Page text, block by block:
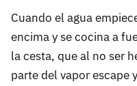
Cuando el agua
encima y se cocina a
la cesta, que al no ser
parte del vapor escape